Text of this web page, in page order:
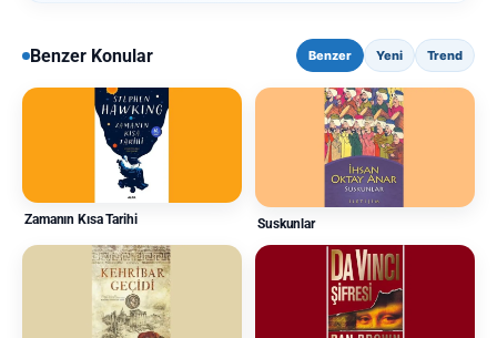
Benzer Konular Benzer Yeni Trend
Zamanın Kısa Tarihi Suskunlar